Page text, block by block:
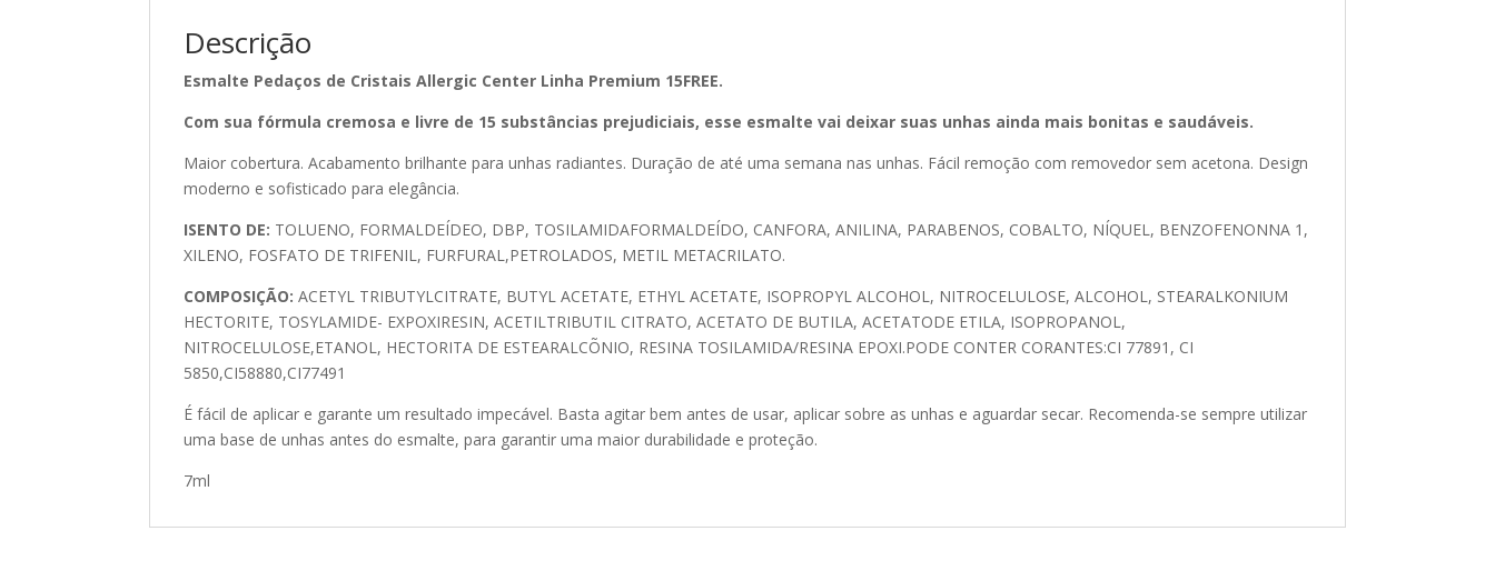
Descrição
Esmalte Pedaços de Cristais Allergic Center Linha Premium 15FREE.
Com sua fórmula cremosa e livre de 15 substâncias prejudiciais, esse esmalte vai deixar suas unhas ainda mais bonitas e saudáveis.
Maior cobertura. Acabamento brilhante para unhas radiantes. Duração de até uma semana nas unhas. Fácil remoção com removedor sem acetona. Design
moderno e sofisticado para elegância.
ISENTO DE: TOLUENO, FORMALDEÍDEO, DBP, TOSILAMIDAFORMALDEÍDO, CANFORA, ANILINA, PARABENOS, COBALTO, NÍQUEL, BENZOFENONNA 1,
XILENO, FOSFATO DE TRIFENIL, FURFURAL,PETROLADOS, METIL METACRILATO.
COMPOSIÇÃO:ACETYL TRIBUTYLCITRATE, BUTYL ACETATE, ETHYL ACETATE, ISOPROPYL ALCOHOL, NITROCELULOSE, ALCOHOL, STEARALKONIUM
HECTORITE, TOSYLAMIDE- EXPOXIRESIN, ACETILTRIBUTIL CITRATO, ACETATO DE BUTILA, ACETATODE ETILA, ISOPROPANOL,
NITROCELULOSE,ETANOL, HECTORITA DE ESTEARALCÕNIO, RESINA TOSILAMIDA/RESINA EPOXI.PODE CONTER CORANTES:CI 77891, CI
5850,CI58880,CI77491
É fácil de aplicar e garante um resultado impecável. Basta agitar bem antes de usar, aplicar sobre as unhas e aguardar secar. Recomenda-se sempre utilizar
uma base de unhas antes do esmalte, para garantir uma maior durabilidade e proteção.
7ml